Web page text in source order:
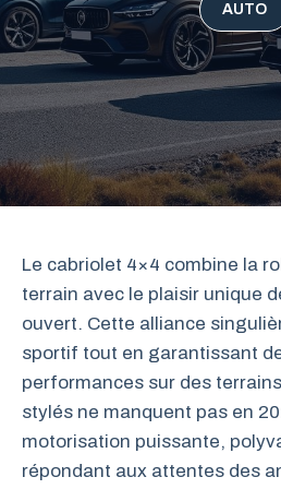
AUTO
Le cabriolet 4×4 combine la
terrain avec le plaisir unique
ouvert. Cette alliance
sportif tout en garantissant
performances sur des
stylés ne manquent pas en
motorisation puissante,
répondant aux attentes des